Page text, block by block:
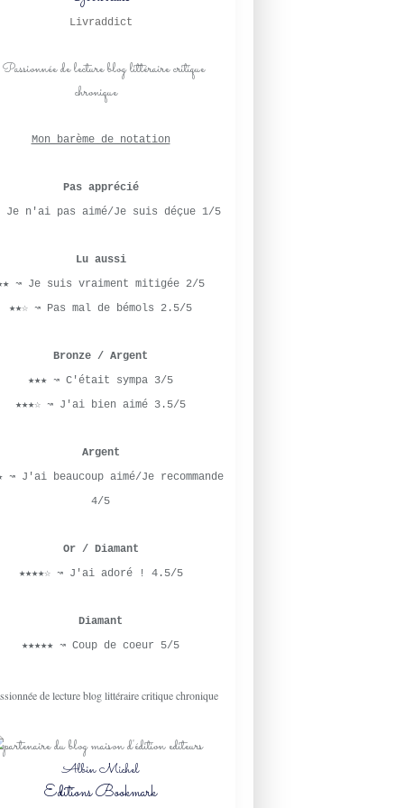
Livraddict
Mon barème de notation
Pas apprécié
Je n'ai pas aimé/Je suis déçue 1/5
Lu aussi
↝ Je suis vraiment mitigée 2/5
★★☆ ↝ Pas mal de bémols 2.5/5
Bronze / Argent
★★★ ↝ C'était sympa 3/5
★★★☆ ↝ J'ai bien aimé 3.5/5
Argent
↝ J'ai beaucoup aimé/Je recommande
4/5
Or / Diamant
★★★★☆ ↝ J'ai adoré ! 4.5/5
Diamant
★★★★★ ↝ Coup de coeur 5/5
Albin Michel
Editions Bookmark